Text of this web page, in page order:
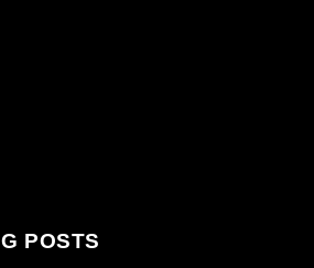
POSTS